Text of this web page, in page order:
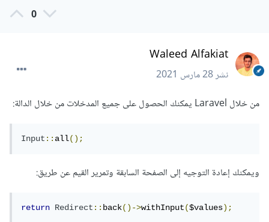
0
Waleed Alfakiat
نشر28 مارس 2021
من خلال Laravel يمكنك الحصول على جميع المدخلات من خلال الدالة:
Input::all();
ويمكنك إعادة التوجيه إلى الصفحة السابقة وتمرير القيم عن طريق:
return Redirect::back()->withInput($values);